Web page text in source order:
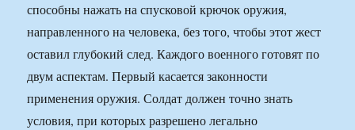
способны нажать на спусковой крючок оружия,
направленного на человека, без того, чтобы этот жест
оставил глубокий след. Каждого военного готовят по
двум аспектам. Первый касается законности
применения оружия. Солдат должен точно знать
условия, при которых разрешено легально